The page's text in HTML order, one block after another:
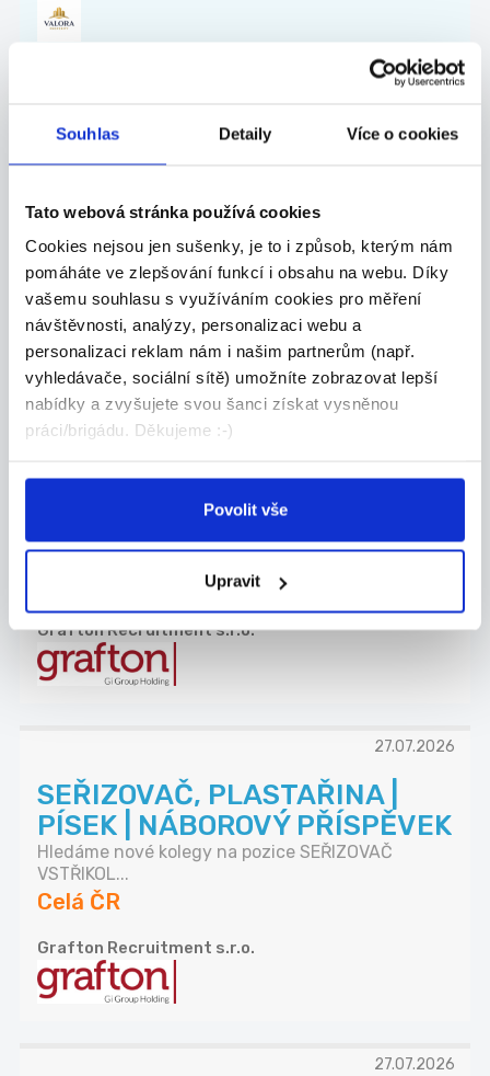
Souhlas Detaily Více o cookies
Tato webová stránka používá cookies
Cookies nejsou jen sušenky, je to i způsob, kterým nám
pomáháte ve zlepšování funkcí i obsahu na webu. Díky
vašemu souhlasu s využíváním cookies pro měření
návštěvnosti, analýzy, personalizaci webu a
personalizaci reklam nám i našim partnerům (např.
vyhledávače, sociální sítě) umožníte zobrazovat lepší
nabídky a zvyšujete svou šanci získat vysněnou
práci/brigádu. Děkujeme :-)
Povolit vše
Upravit
Mistr stavby pro závod
Co u nás budete dělat? - Řídit realizace sta...
Celá ČR
Chládek & Tintěra, a.s.
27.07.2026
ZKUŠENÝ TECHNICKÝ
NÁKUPČÍ | AŽ 70 000 KČ |
domluv...
Grafton Recruitment s.r.o.
27.07.2026
SEŘIZOVAČ, PLASTAŘINA |
PÍSEK | NÁBOROVÝ PŘÍSPĚVEK
Hledáme nové kolegy na pozice SEŘIZOVAČ
VSTŘIKOL...
Celá ČR
Grafton Recruitment s.r.o.
27.07.2026